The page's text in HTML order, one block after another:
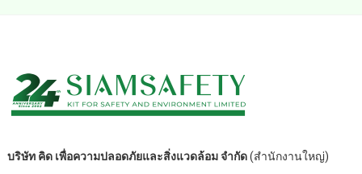
บริษัท คิด เพื่อความปลอดภัยและสิ่งแวดล้อม จำกัด(สำนักงานใหญ่)